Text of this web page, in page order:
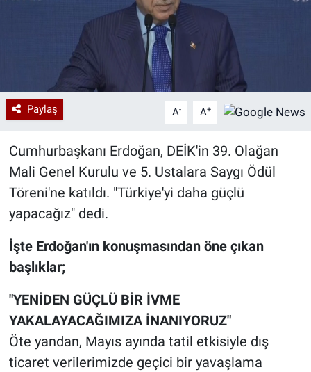
Paylaş A- A+
Cumhurbaşkanı Erdoğan, DEİK'in 39. Olağan
Mali Genel Kurulu ve 5. Ustalara Saygı Ödül
Töreni'ne katıldı. "Türkiye'yi daha güçlü
yapacağız" dedi.
İşte Erdoğan'ın konuşmasından öne çıkan
başlıklar;
"YENİDEN GÜÇLÜ BİR İVME
YAKALAYACAĞIMIZA İNANIYORUZ"
Öte yandan, Mayıs ayında tatil etkisiyle dış
ticaret verilerimizde geçici bir yavaşlama
Erişim Bilgileri
Sağlık
Teknoloji